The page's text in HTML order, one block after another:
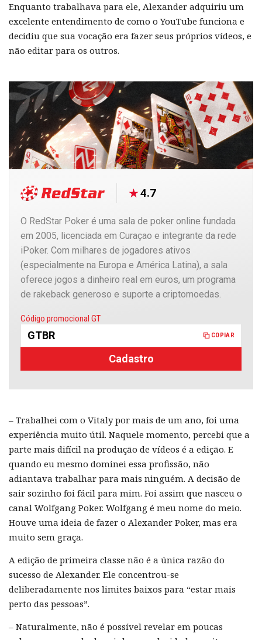
Enquanto trabalhava para ele, Alexander adquiriu um
excelente entendimento de como o YouTube funciona e
decidiu que sua vocação era fazer seus próprios vídeos, e
não editar para os outros.
4.7
O RedStar Poker é uma sala de poker online fundada
em 2005, licenciada em Curaçao e integrante da rede
iPoker. Com milhares de jogadores ativos
(especialmente na Europa e América Latina), a sala
oferece jogos a dinheiro real em euros, um programa
de rakeback generoso e suporte a criptomoedas.
Código promocional GT
GTBR COPIAR
Cadastro
– Trabalhei com o Vitaly por mais de um ano, foi uma
experiência muito útil. Naquele momento, percebi que a
parte mais difícil na produção de vídeos é a edição. E
quando eu mesmo dominei essa profissão, não
adiantava trabalhar para mais ninguém. A decisão de
sair sozinho foi fácil para mim. Foi assim que nasceu o
canal Wolfgang Poker. Wolfgang é meu nome do meio.
Houve uma ideia de fazer o Alexander Poker, mas era
muito sem graça.
A edição de primeira classe não é a única razão do
sucesso de Alexander. Ele concentrou-se
deliberadamente nos limites baixos para “estar mais
perto das pessoas”.
– Naturalmente, não é possível revelar em poucas